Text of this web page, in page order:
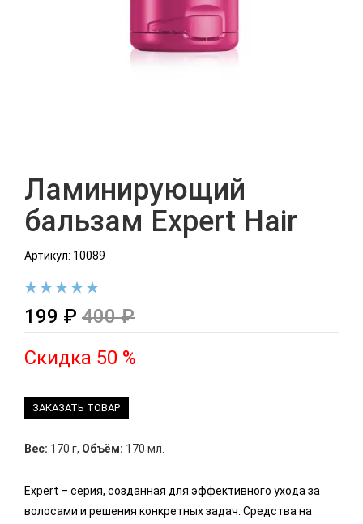
Ламинирующий
бальзам Expert Hair
Артикул: 10089
199 ₽ 400 ₽
Скидка 50 %
ЗАКАЗАТЬ ТОВАР
Вес: 170 г, Объём: 170 мл.
Expert – серия, созданная для эффективного ухода за
волосами и решения конкретных задач. Средства на